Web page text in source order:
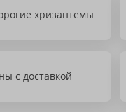
хризантемы
с доставкой